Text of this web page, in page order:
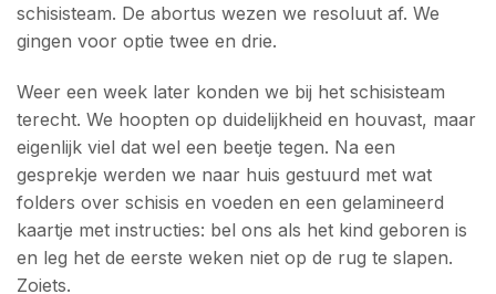
schisisteam. De abortus wezen we resoluut af. We
gingen voor optie twee en drie.
Weer een week later konden we bij het schisisteam
terecht. We hoopten op duidelijkheid en houvast, maar
eigenlijk viel dat wel een beetje tegen. Na een
gesprekje werden we naar huis gestuurd met wat
folders over schisis en voeden en een gelamineerd
kaartje met instructies: bel ons als het kind geboren is
en leg het de eerste weken niet op de rug te slapen.
Zoiets.